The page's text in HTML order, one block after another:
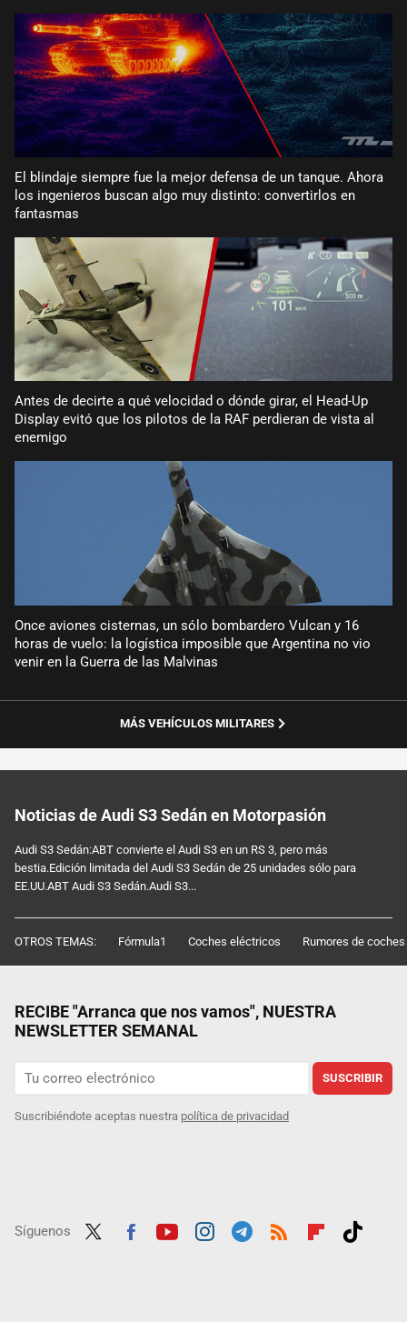
El blindaje siempre fue la mejor defensa de un tanque. Ahora
los ingenieros buscan algo muy distinto: convertirlos en
fantasmas
Antes de decirte a qué velocidad o dónde girar, el Head-Up
Display evitó que los pilotos de la RAF perdieran de vista al
enemigo
Once aviones cisternas, un sólo bombardero Vulcan y 16
horas de vuelo: la logística imposible que Argentina no vio
venir en la Guerra de las Malvinas
MÁS VEHÍCULOS MILITARES
Noticias de Audi S3 Sedán en Motorpasión
Audi S3 Sedán:ABT convierte el Audi S3 en un RS 3, pero más
bestia.Edición limitada del Audi S3 Sedán de 25 unidades sólo para
EE.UU.ABT Audi S3 Sedán.Audi S3...
OTROS TEMAS: Fórmula1 Coches eléctricos Rumores de coches
RECIBE "Arranca que nos vamos", NUESTRA
NEWSLETTER SEMANAL
SUSCRIBIR
Suscribiéndote aceptas nuestra política de privacidad
Síguenos